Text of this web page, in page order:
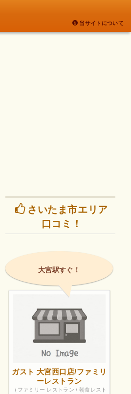
当サイトについて
さいたま市エリア
口コミ！
大宮駅すぐ！
ガスト 大宮西口店/ファミリ
ーレストラン
（ファミリー レストラン / 朝食レスト